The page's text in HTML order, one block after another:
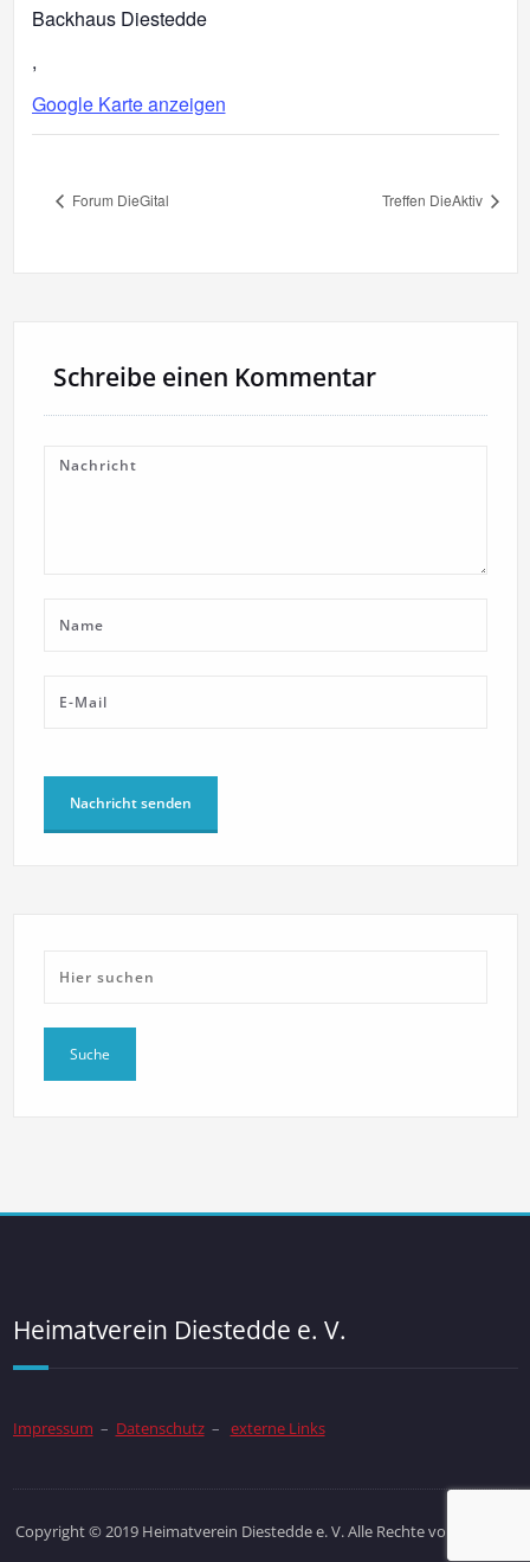
Backhaus Diestedde
,
Google Karte anzeigen
Forum DieGital Treffen DieAktiv
Schreibe einen Kommentar
Heimatverein Diestedde e. V.
Impressum – Datenschutz– externe Links
Copyright © 2019 Heimatverein Diestedde e. V. Alle Rechte vorbehalten